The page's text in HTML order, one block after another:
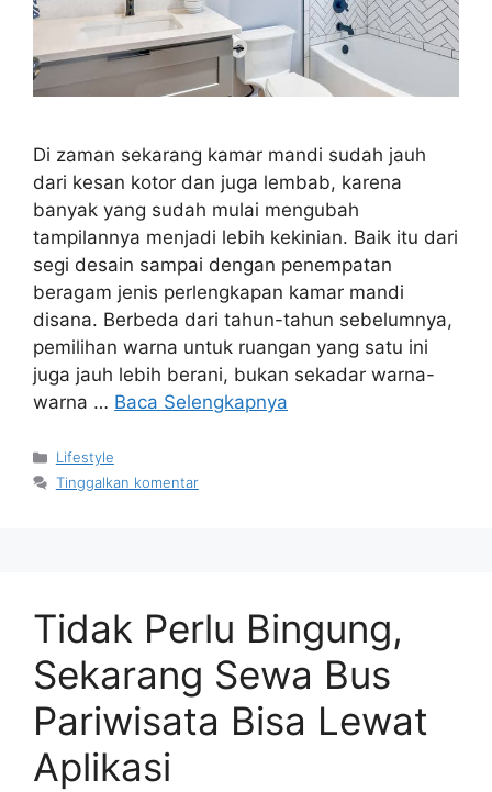
Di zaman sekarang kamar mandi sudah jauh
dari kesan kotor dan juga lembab, karena
banyak yang sudah mulai mengubah
tampilannya menjadi lebih kekinian. Baik itu dari
segi desain sampai dengan penempatan
beragam jenis perlengkapan kamar mandi
disana. Berbeda dari tahun-tahun sebelumnya,
pemilihan warna untuk ruangan yang satu ini
juga jauh lebih berani, bukan sekadar warna-
warna … Baca Selengkapnya
Kategori
Lifestyle
Tinggalkan komentar
Tidak Perlu Bingung,
Sekarang Sewa Bus
Pariwisata Bisa Lewat
Aplikasi